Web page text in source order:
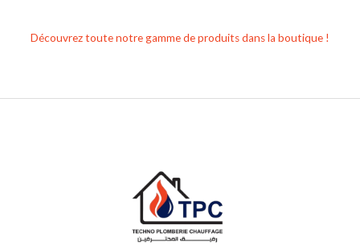
Découvrez toute notre gamme de produits dans la boutique !